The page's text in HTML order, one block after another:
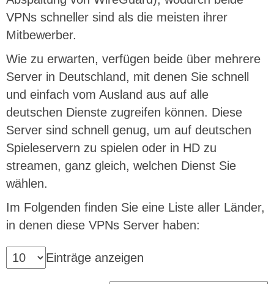
VPNs schneller sind als die meisten ihrer
Mitbewerber.
Wie zu erwarten, verfügen beide über mehrere
Server in Deutschland, mit denen Sie schnell
und einfach vom Ausland aus auf alle
deutschen Dienste zugreifen können. Diese
Server sind schnell genug, um auf deutschen
Spieleservern zu spielen oder in HD zu
streamen, ganz gleich, welchen Dienst Sie
wählen.
Im Folgenden finden Sie eine Liste aller Länder,
in denen diese VPNs Server haben:
Einträge anzeigen